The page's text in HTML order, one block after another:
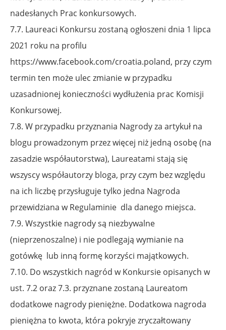
nadesłanych Prac konkursowych.
7.7. Laureaci Konkursu zostaną ogłoszeni dnia 1 lipca
2021 roku na profilu
https://www.facebook.com/croatia.poland, przy czym
termin ten może ulec zmianiew przypadku
uzasadnionej konieczności wydłużenia prac Komisji
Konkursowej.
7.8. W przypadku przyznania Nagrody za artykuł na
blogu prowadzonym przez więcej niż jedną osobę (na
zasadzie współautorstwa), Laureatami stają się
wszyscy współautorzy bloga, przy czym bez względu
na ich liczbę przysługuje tylko jedna Nagroda
przewidziana w Regulaminie dla danego miejsca.
7.9. Wszystkie nagrody są niezbywalne
(nieprzenoszalne) i nie podlegają wymianie na
gotówkę lub inną formę korzyści majątkowych.
7.10. Do wszystkich nagród w Konkursie opisanych w
ust. 7.2 oraz 7.3. przyznane zostaną Laureatom
dodatkowe nagrody pieniężne. Dodatkowa nagroda
pieniężna to kwota, która pokryje zryczałtowany